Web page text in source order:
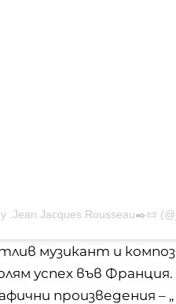
.Jean.Jacques.Rousseau✒️📜
музикант и
успех във
произведения –